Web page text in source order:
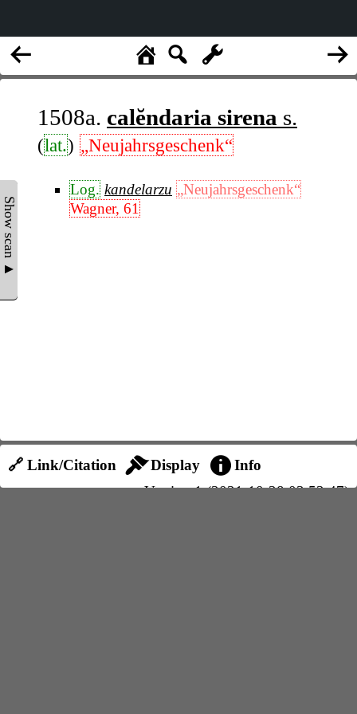
Show scan ▲
1508a. calĕndaria sirena s.
(lat.) „Neujahrsgeschenk“
Log. kandelarzu „Neujahrsgeschenk“
Wagner, 61
🔗 Link/Citation Display
Info
Version 1 (2021-10-28 03:52:47)